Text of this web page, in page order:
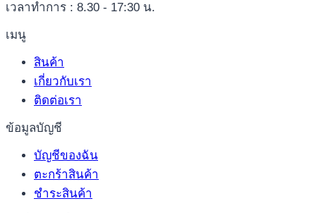
เวลาทำการ : 8.30 - 17:30 น.
เมนู
สินค้า
เกี่ยวกับเรา
ติดต่อเรา
ข้อมูลบัญชี
บัญชีของฉัน
ตะกร้าสินค้า
ชำระสินค้า